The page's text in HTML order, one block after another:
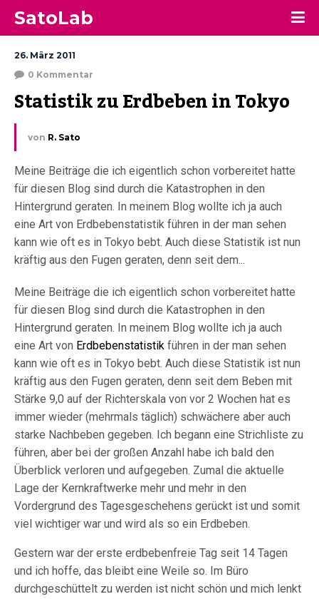
SatoLab
26. März 2011
0 Kommentar
Statistik zu Erdbeben in Tokyo
von R. Sato
Meine Beiträge die ich eigentlich schon vorbereitet hatte
für diesen Blog sind durch die Katastrophen in den
Hintergrund geraten. In meinem Blog wollte ich ja auch
eine Art von Erdbebenstatistik führen in der man sehen
kann wie oft es in Tokyo bebt. Auch diese Statistik ist nun
kräftig aus den Fugen geraten, denn seit dem...
Meine Beiträge die ich eigentlich schon vorbereitet hatte
für diesen Blog sind durch die Katastrophen in den
Hintergrund geraten. In meinem Blog wollte ich ja auch
eine Art von Erdbebenstatistik führen in der man sehen
kann wie oft es in Tokyo bebt. Auch diese Statistik ist nun
kräftig aus den Fugen geraten, denn seit dem Beben mit
Stärke 9,0 auf der Richterskala von vor 2 Wochen hat es
immer wieder (mehrmals täglich) schwächere aber auch
starke Nachbeben gegeben. Ich begann eine Strichliste zu
führen, aber bei der großen Anzahl habe ich bald den
Überblick verloren und aufgegeben. Zumal die aktuelle
Lage der Kernkraftwerke mehr und mehr in den
Vordergrund des Tagesgeschehens gerückt ist und somit
viel wichtiger war und wird als so ein Erdbeben.
Gestern war der erste erdbebenfreie Tag seit 14 Tagen
und ich hoffe, das bleibt eine Weile so. Im Büro
durchgeschüttelt zu werden ist nicht schön und mich lenkt